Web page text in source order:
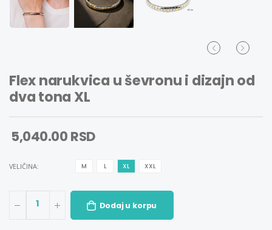
Flex narukvica u ševronu i dizajn od
dva tona XL
5,040.00 RSD
VELIČINA: M L XL XXL
1 Dodaj u korpu